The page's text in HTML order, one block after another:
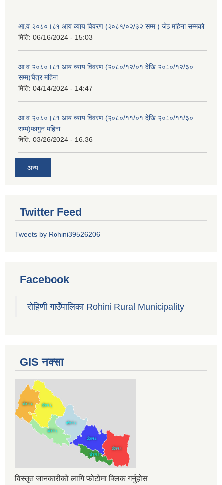
आ.व २०८०।८१ आय व्याय विवरण (२०८१/०२/३२ सम्म ) जेठ महिना सम्मको
मिति: 06/16/2024 - 15:03
आ.व २०८०।८१ आय व्याय विवरण (२०८०/१२/०१ देखि २०८०/१२/३०
सम्म)चैत्र महिना
मिति: 04/14/2024 - 14:47
आ.व २०८०।८१ आय व्याय विवरण (२०८०/११/०१ देखि २०८०/११/३०
सम्म)फागुन महिना
मिति: 03/26/2024 - 16:36
अन्य
Twitter Feed
Tweets by Rohini39526206
Facebook
रोहिणी गाउँपालिका Rohini Rural Municipality
GIS नक्सा
विस्तृत जानकारीको लागि फोटोमा क्लिक गर्नुहोस